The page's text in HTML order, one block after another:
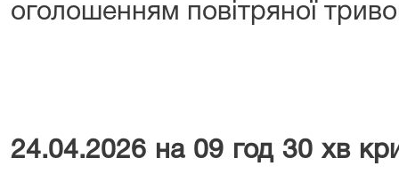
оголошенням повітряної
24.04.2026 на 09 год 30 хв